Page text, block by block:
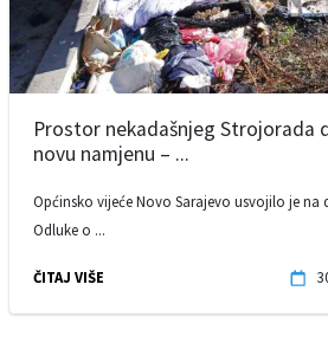
Prostor nekadašnjeg Strojorada
novu namjenu – ...
Općinsko vijeće Novo Sarajevo usvojilo je na
Odluke o ...
ČITAJ VIŠE